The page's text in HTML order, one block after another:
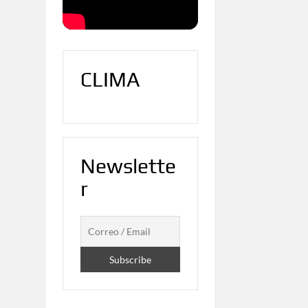
CLIMA
Newslette
r